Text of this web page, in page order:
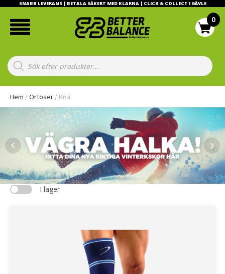
SNABB LEVERANS | BETALA SÄKERT MED KLARNA | CLICK & COLLECT I GÄVLE
Products
search
Hem / Ortoser / Knä
I lager